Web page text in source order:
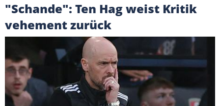
"Schande": Ten Hag weist Kritik
vehement zurück